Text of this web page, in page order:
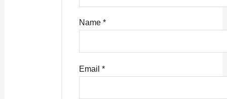
Name*
Email*